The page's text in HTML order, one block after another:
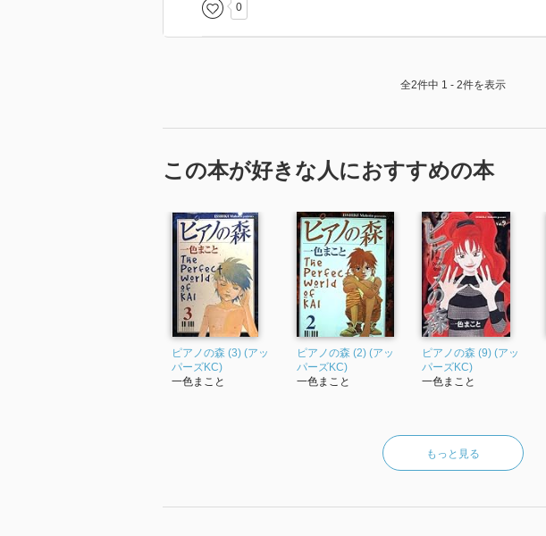
0
全2件中 1 - 2件を表示
この本が好きな人におすすめの本
ピアノの森 (3) (アッ
パーズKC)
一色まこと
ピアノの森 (2) (アッ
パーズKC)
一色まこと
ピアノの森 (9) (アッ
パーズKC)
一色まこと
もっと見る